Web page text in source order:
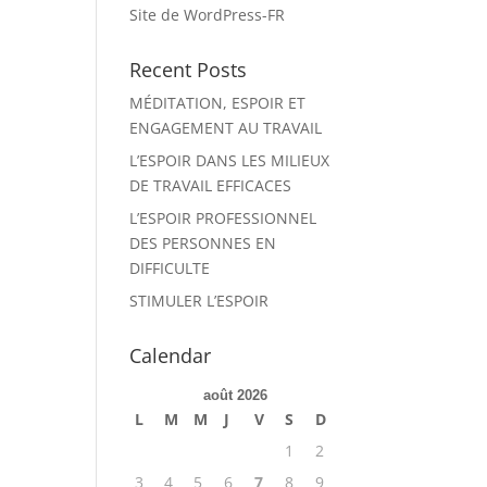
Site de WordPress-FR
Recent Posts
MÉDITATION, ESPOIR ET
ENGAGEMENT AU TRAVAIL
L’ESPOIR DANS LES MILIEUX
DE TRAVAIL EFFICACES
L’ESPOIR PROFESSIONNEL
DES PERSONNES EN
DIFFICULTE
STIMULER L’ESPOIR
Calendar
août 2026
L M M J V S
D
1
2
3
4 5 6 7 8 9